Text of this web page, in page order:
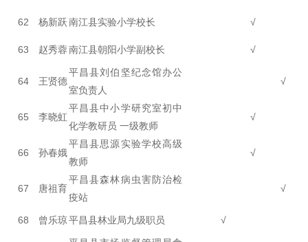
62 杨新跃南江县实验小学校长 √
63 赵秀蓉南江县朝阳小学副校长 √
64 王贤德
平昌县刘伯坚纪念馆办公
室负责人
√
65 李晓虹
平昌县中小学研究室初中
化学教研员 一级教师
√
66 孙春娥
平昌县思源实验学校高级
教师
√
67 唐祖育
平昌县森林病虫害防治检
疫站
√
68 曾乐琼平昌县林业局九级职员 √